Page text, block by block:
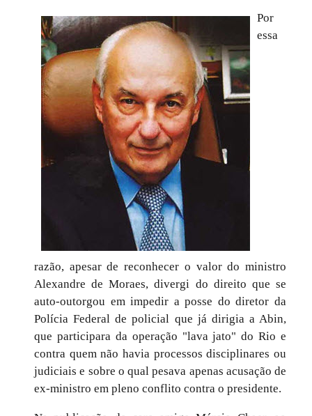
Por
essa
razão, apesar de reconhecer o valor do ministro
Alexandre de Moraes, divergi do direito que se
auto-outorgou em impedir a posse do diretor da
Polícia Federal de policial que já dirigia a Abin,
que participara da operação "lava jato" do Rio e
contra quem não havia processos disciplinares ou
judiciais e sobre o qual pesava apenas acusação de
ex-ministro em pleno conflito contra o presidente.